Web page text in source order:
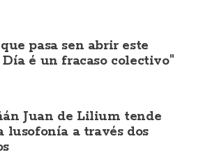
pasa sen abrir este
é un fracaso colectivo"
Juan de Lilium tende
lusofonía a través dos